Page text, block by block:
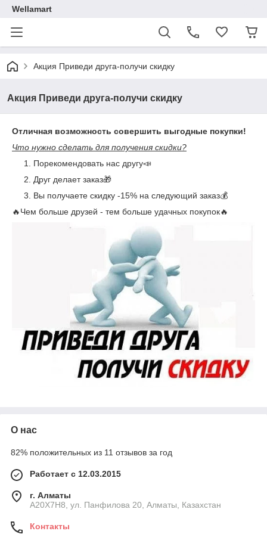
Wellamart
Акция Приведи друга-получи скидку
Акция Приведи друга-получи скидку
Отличная возможность совершить выгодные покупки!
Что нужно сделать для получения скидки?
Порекомендовать нас другу📣
Друг делает заказ🎁
Вы получаете скидку -15% на следующий заказ💰
🔥Чем больше друзей - тем больше удачных покупок🔥
О нас
82% положительных из 11 отзывов за год
Работает с 12.03.2015
г. Алматы
A20X7H8, ул. Панфилова 20, Алматы, Казахстан
Контакты